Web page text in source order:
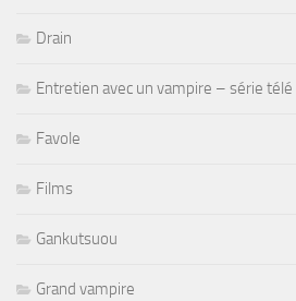
Drain
Entretien avec un vampire – série télé
Favole
Films
Gankutsuou
Grand vampire